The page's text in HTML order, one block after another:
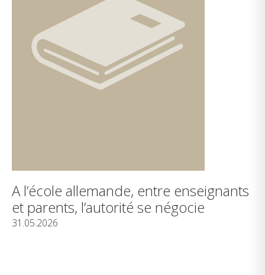
A l’école allemande, entre enseignants
et parents, l’autorité se négocie
31.05.2026